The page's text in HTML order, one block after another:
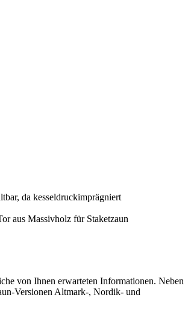
von Ihnen erwarteten Informationen. Neben
Versionen Altmark-, Nordik- und